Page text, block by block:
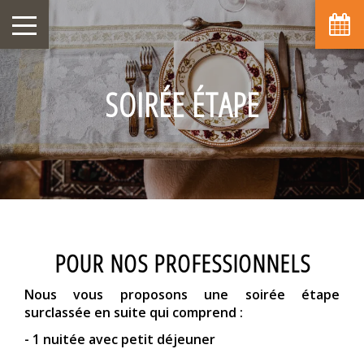
SOIRÉE ÉTAPE
POUR NOS PROFESSIONNELS
Nous vous proposons une soirée étape
surclassée en suite qui comprend :
- 1 nuitée avec petit déjeuner